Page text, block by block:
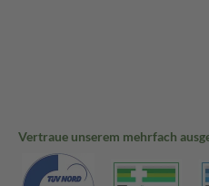
Vertraue unserem mehrfach